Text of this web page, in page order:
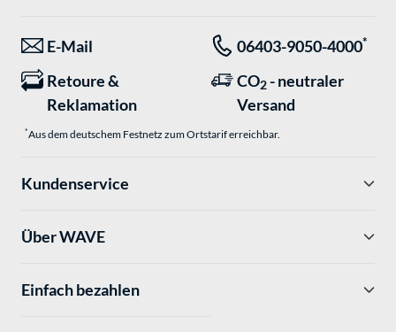
E-Mail 06403-9050-4000*
Retoure &
Reklamation
CO2 - neutraler
Versand
*Aus dem deutschem Festnetz zum Ortstarif erreichbar.
Kundenservice
Über WAVE
Einfach bezahlen